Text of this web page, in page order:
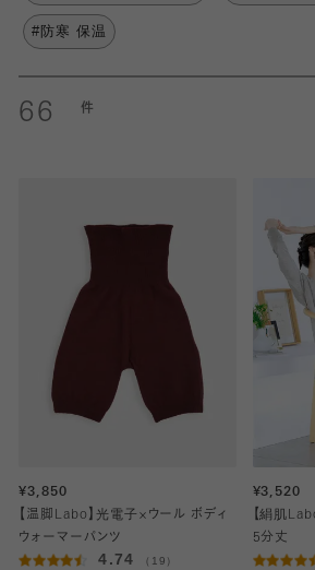
#防寒 保温
66
¥3,850
【温脚Labo】光電子×ウール ボディ
ウォーマーパンツ
4.74 （19）
¥3,520
【絹肌
5分丈